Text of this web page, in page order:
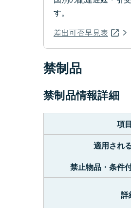
す。
差出可否早見表
禁制品
禁制品情報詳細
項
適用され
禁止物品・条件
詳